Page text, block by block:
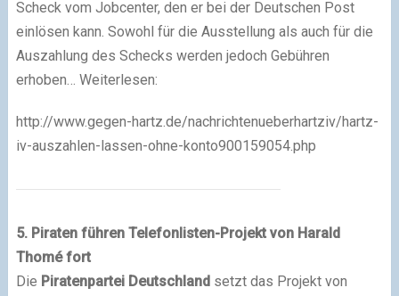
Scheck vom Jobcenter, den er bei der Deutschen Post
einlösen kann. Sowohl für die Ausstellung als auch für die
Auszahlung des Schecks werden jedoch Gebühren
erhoben… Weiterlesen:
http://www.gegen-hartz.de/nachrichtenueberhartziv/hartz-
iv-auszahlen-lassen-ohne-konto900159054.php
5. Piraten führen Telefonlisten-Projekt von Harald
Thomé fort
Die Piratenpartei Deutschlandsetzt das Projekt von